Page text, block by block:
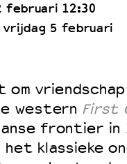
februari 12:30
vrijdag 5 februari
western First
frontier in
het klassieke